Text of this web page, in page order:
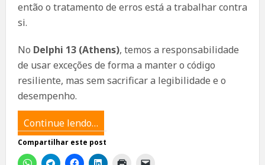
então o tratamento de erros está a trabalhar contra
si.
No Delphi 13 (Athens), temos a responsabilidade
de usar exceções de forma a manter o código
resiliente, mas sem sacrificar a legibilidade e o
desempenho.
Continue lendo…
Compartilhar este post